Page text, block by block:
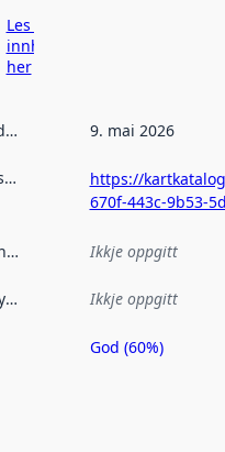
Les meir om
innhenting
her
Sist oppdatert 9. mai 2026
Landingsside
https://
670f-443c-9b53-
Dokumentasjon Ikkje oppgitt
Datasettype Ikkje oppgitt
Metadatakvalitet
God (60%)